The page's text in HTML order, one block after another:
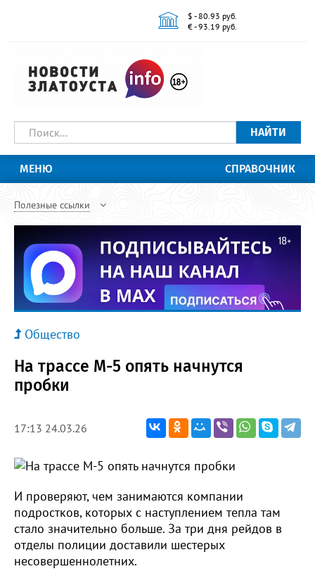
$ - 80.93 руб.
€ - 93.19 руб.
НАЙТИ
МЕНЮ СПРАВОЧНИК
Полезные ссылки
Общество
На трассе М-5 опять начнутся
пробки
17:13 24.03.26
И проверяют, чем занимаются компании
подростков, которых с наступлением тепла там
стало значительно больше. За три дня рейдов в
отделы полиции доставили шестерых
несовершеннолетних.